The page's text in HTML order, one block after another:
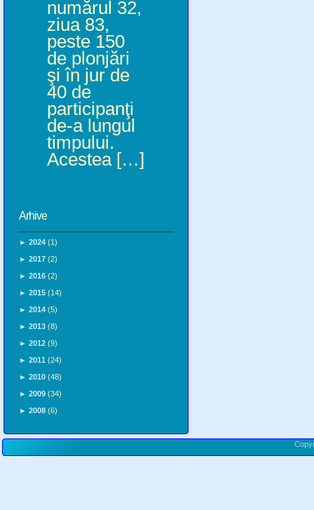
numărul 32,
ziua 83,
peste 150
de plonjări
şi în jur de
40 de
participanţi
de-a lungul
timpului.
Acestea […]
Arhive
► 2024 (1)
► 2017 (2)
► 2016 (2)
► 2015 (14)
► 2014 (5)
► 2013 (8)
► 2012 (9)
► 2011 (24)
► 2010 (48)
► 2009 (34)
► 2008 (6)